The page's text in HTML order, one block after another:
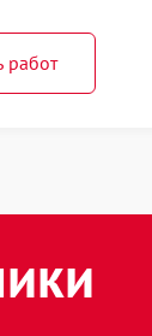
работ